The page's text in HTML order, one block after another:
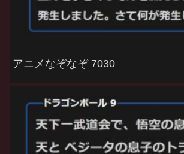
アニメなぞなぞ 7030